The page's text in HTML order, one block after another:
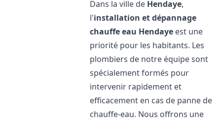
Dans la ville de Hendaye,
l'installation et dépannage
chauffe eau Hendaye est une
priorité pour les habitants. Les
plombiers de notre équipe sont
spécialement formés pour
intervenir rapidement et
efficacement en cas de panne de
chauffe-eau. Nous offrons une